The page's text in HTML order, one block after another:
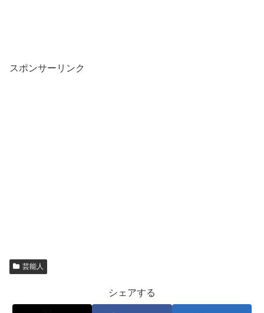
スポンサーリンク
芸能人
シェアする